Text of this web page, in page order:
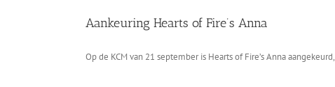
Aankeuring Hearts of Fire’s Anna
Op de KCM van 21 september is Hearts of Fire’s Anna